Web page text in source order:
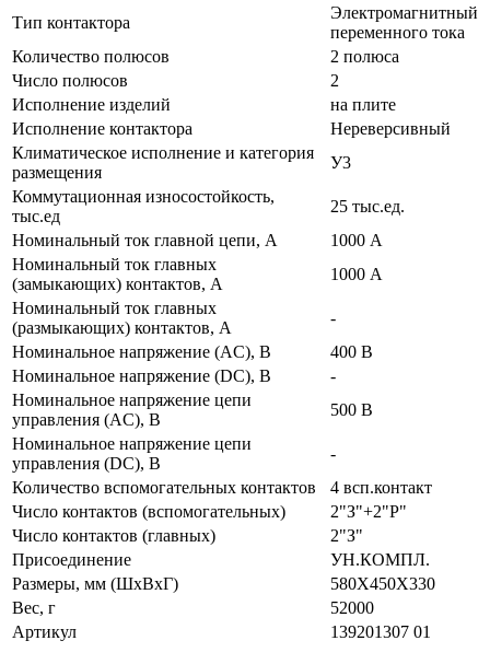
Тип контактора
Электромагнитный
переменного тока
Количество полюсов
2 полюса
Число полюсов
2
Исполнение изделий
на плите
Исполнение контактора
Нереверсивный
Климатическое исполнение и категория
размещения
У3
Коммутационная износостойкость,
тыс.ед
25 тыс.ед.
Номинальный ток главной цепи, А
1000 А
Номинальный ток главных
(замыкающих) контактов, А
1000 А
Номинальный ток главных
(размыкающих) контактов, А
-
Номинальное напряжение (AC), В
400 В
Номинальное напряжение (DC), В
-
Номинальное напряжение цепи
управления (AC), В
500 В
Номинальное напряжение цепи
управления (DC), В
-
Количество вспомогательных контактов
4 всп.контакт
Число контактов (вспомогательных)
2"З"+2"Р"
Число контактов (главных)
2"З"
Присоединение
УН.КОМПЛ.
Размеры, мм (ШхВхГ)
580Х450Х330
Вес, г
52000
Артикул
139201307 01